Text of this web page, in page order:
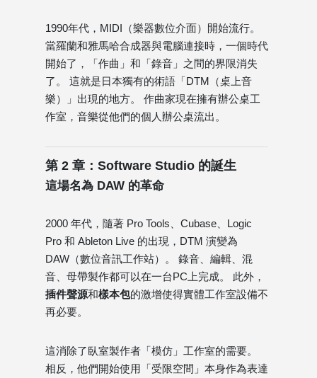
1990年代，MIDI（樂器數位介面）開始流行。
當羅蘭和雅馬哈合成器與電腦連接時，一個時代
開始了，「作曲」和「錄音」之間的界限消失
了。 這就是日本獨有的術語「DTM（桌上音
樂）」出現的地方。 作曲家現在擁有辦公桌工
作室，音樂從他們的個人辦公桌流出。
第 2 章：Software Studio 的誕生
這場名為 DAW 的革命
2000 年代，隨著 Pro Tools、Cubase、Logic
Pro 和 Ableton Live 的出現，DTM 演變為
DAW（數位音訊工作站）。 錄音、編輯、混
音、母帶製作都可以在一台PC上完成。 此外，
插件聲源和樣本包的激增使得實體工作室設備不
再必要。
這消除了臥室製作者「模仿」工作室的需要。
相反，他們開始使用「受限空間」本身作為表達